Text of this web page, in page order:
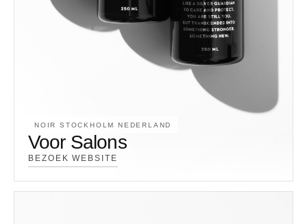
NOIR STOCKHOLM NEDERLAND
Voor Salons
BEZOEK WEBSITE